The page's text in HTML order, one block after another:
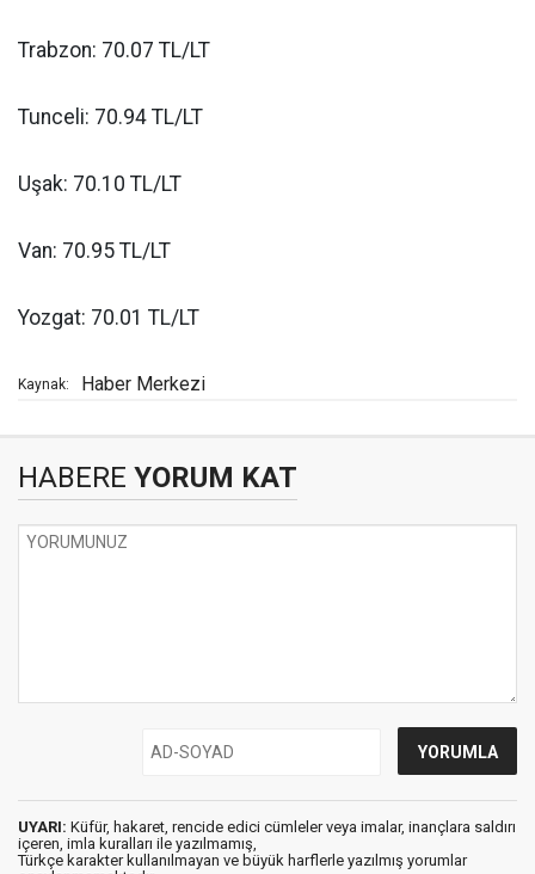
Trabzon: 70.07 TL/LT
Tunceli: 70.94 TL/LT
Uşak: 70.10 TL/LT
Van: 70.95 TL/LT
Yozgat: 70.01 TL/LT
Kaynak: Haber Merkezi
HABERE YORUM KAT
UYARI: Küfür, hakaret, rencide edici cümleler veya imalar, inançlara saldırı
içeren, imla kuralları ile yazılmamış,
Türkçe karakter kullanılmayan ve büyük harflerle yazılmış yorumlar